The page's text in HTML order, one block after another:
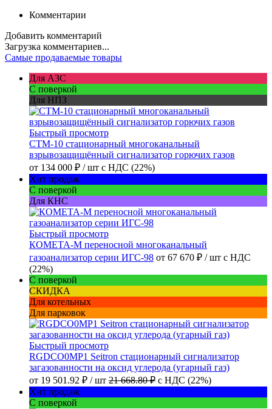
Комментарии
Добавить комментарий
Загрузка комментариев...
Самые продаваемые товары
Для АЗС
С поверкой
Для НПЗ
Быстрый просмотр
СТМ-10 стационарный многоканальный
взрывозащищённый сигнализатор горючих газов
от 134 000 ₽ / шт с НДС (22%)
Хит продаж
С поверкой
Для КНС
Быстрый просмотр
КОМЕТА-М переносной многоканальный
газоанализатор серии ИГС-98 от 67 670 ₽ / шт с НДС
(22%)
С поверкой
СКИДКА
Для котельных
Для парковок
Быстрый просмотр
RGDCO0MP1 Seitron стационарный сигнализатор
загазованности на оксид углерода (угарный газ)
от 19 501.92 ₽ / шт 21 668.80 ₽ с НДС (22%)
Хит продаж
С поверкой